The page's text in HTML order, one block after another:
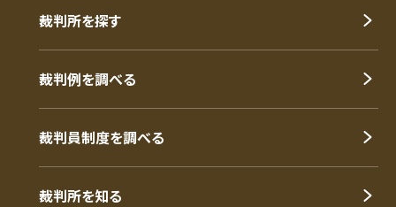
裁判所を探す
裁判例を調べる
裁判員制度を調べる
裁判所を知る